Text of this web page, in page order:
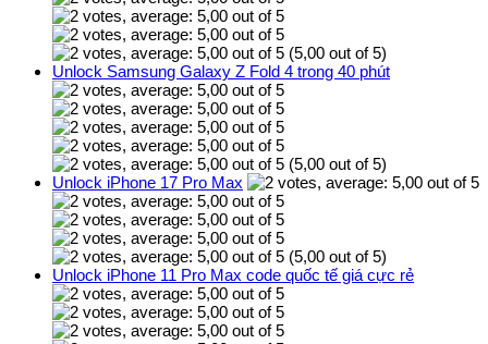
(5,00 out of 5)
Unlock Samsung Galaxy Z Fold 4 trong 40 phút
(5,00 out of 5)
Unlock iPhone 17 Pro Max
(5,00 out of 5)
Unlock iPhone 11 Pro Max code quốc tế giá cực rẻ